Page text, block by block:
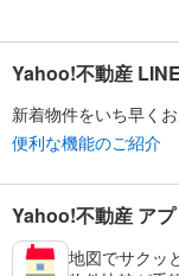
Yahoo!不動産
新着物件をいち早くお
便利な機能のご紹介
Yahoo!不動産 アプ
地図でサクッ